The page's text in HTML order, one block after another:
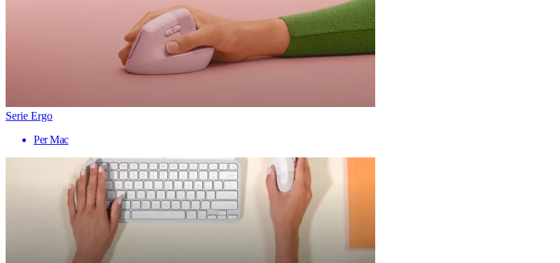
Serie Ergo
Per Mac